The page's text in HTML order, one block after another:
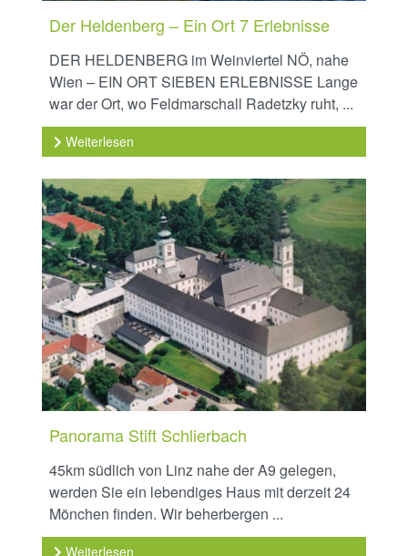
Der Heldenberg – Ein Ort 7 Erlebnisse
DER HELDENBERG im Weinviertel NÖ, nahe
Wien – EIN ORT SIEBEN ERLEBNISSE Lange
war der Ort, wo Feldmarschall Radetzky ruht, ...
Weiterlesen
Panorama Stift Schlierbach
45km südlich von Linz nahe der A9 gelegen,
werden Sie ein lebendiges Haus mit derzeit 24
Mönchen finden. Wir beherbergen ...
Weiterlesen